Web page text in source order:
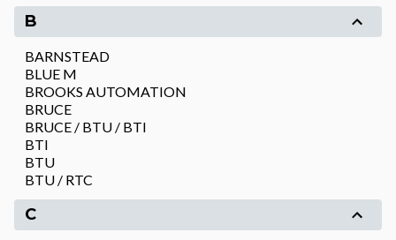
B
BARNSTEAD
BLUE M
BROOKS AUTOMATION
BRUCE
BRUCE / BTU / BTI
BTI
BTU
BTU / RTC
C